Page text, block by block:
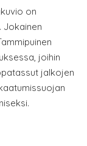
on
Jokainen
joihin
jalkojen